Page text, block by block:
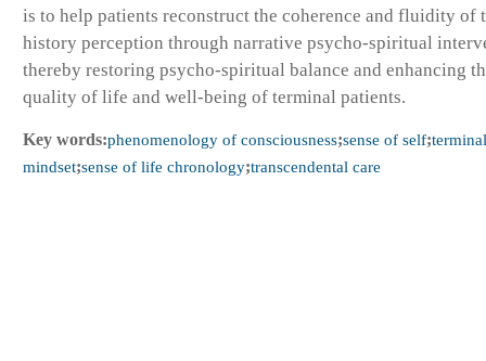
is to help patients reconstruct the coherence and fluidity of
history perception through narrative psycho-spiritual
thereby restoring psycho-spiritual balance and enhancing
quality of life and well-being of terminal patients.
Key words:phenomenology of consciousness;sense of self;terminal
mindset;sense of life chronology;transcendental care